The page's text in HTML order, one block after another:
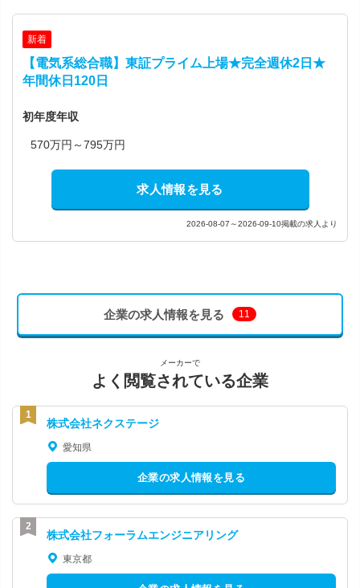
新着
【電気系総合職】東証プライム上場★完全週休2日★
年間休日120日
初年度年収
570万円～795万円
求人情報を見る
2026-08-07～2026-09-10掲載の求人より
企業の求人情報を見る 11
メーカーで
よく閲覧されている企業
株式会社ネクステージ
愛知県
企業の求人情報を見る
株式会社フォーラムエンジニアリング
東京都